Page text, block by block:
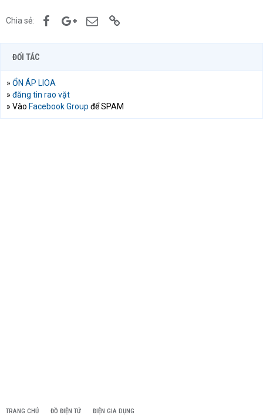
Chia sẻ: FacebookGoogle+Email
ĐỐI TÁC
» ỔN ÁP LIOA
» đăng tin rao vặt
» Vào Facebook Group để SPAM
TRANG CHỦ ĐỒ ĐIỆN TỬ ĐIỆN GIA DỤNG